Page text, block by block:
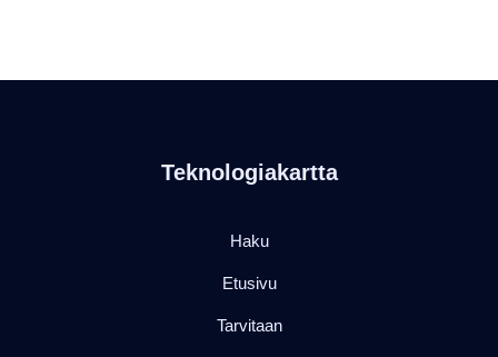
Teknologiakartta
Haku
Etusivu
Tarvitaan